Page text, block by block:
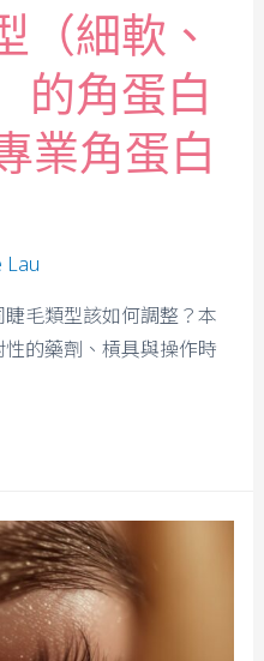
（細軟、
的角蛋白
業角蛋白
Lau
毛類型該如何調整？本
的藥劑、槓具與操作時